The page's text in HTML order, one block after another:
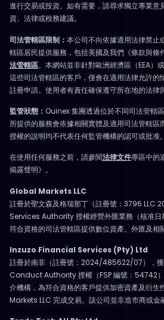
進行交易或投資。如有需要，請尋求獨立專業
資、法律或稅務建議。
司法管轄區限制： 本公司不向依據適用法律禁止
轄區居民提供服務，包括美國及我們《條款與條
法管轄區。本網站並非針對歐洲經濟區（EEA）
這些司法管轄區的客戶，僅會在適用法律允許的
註冊申請。使用者有責任確保遵守所在地的法律
監管狀態： Ouinex 集團透過位於不同司法管轄
所提供的服務會依據相關實體及適用司法管轄區
授權的說明均不代表任何監管機構的認可或批准。
在使用任何服務之前，請參閱法律文件專區中的
揭露聲明》。
Global Markets LLC
註冊於聖文森及格瑞那丁（註冊號：3796 LLC
Services Authority 授權經營外匯業務（核准
符合資格的司法管轄區提供數位資產、外匯及相
Inzuzo Financial Services (Pty) Ltd
註冊於南非（註冊號：2024/485622/07），
Conduct Authority 授權（FSP 編號：54742）
介機構，為符合資格的客戶提供加密資產及衍
Markets LLC 完成交易。該公司並非造市商或金